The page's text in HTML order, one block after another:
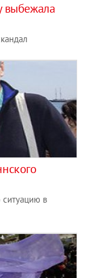
выбежала
ситуацию в